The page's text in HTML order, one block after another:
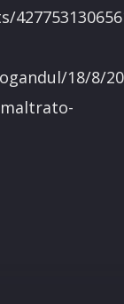
18/8/